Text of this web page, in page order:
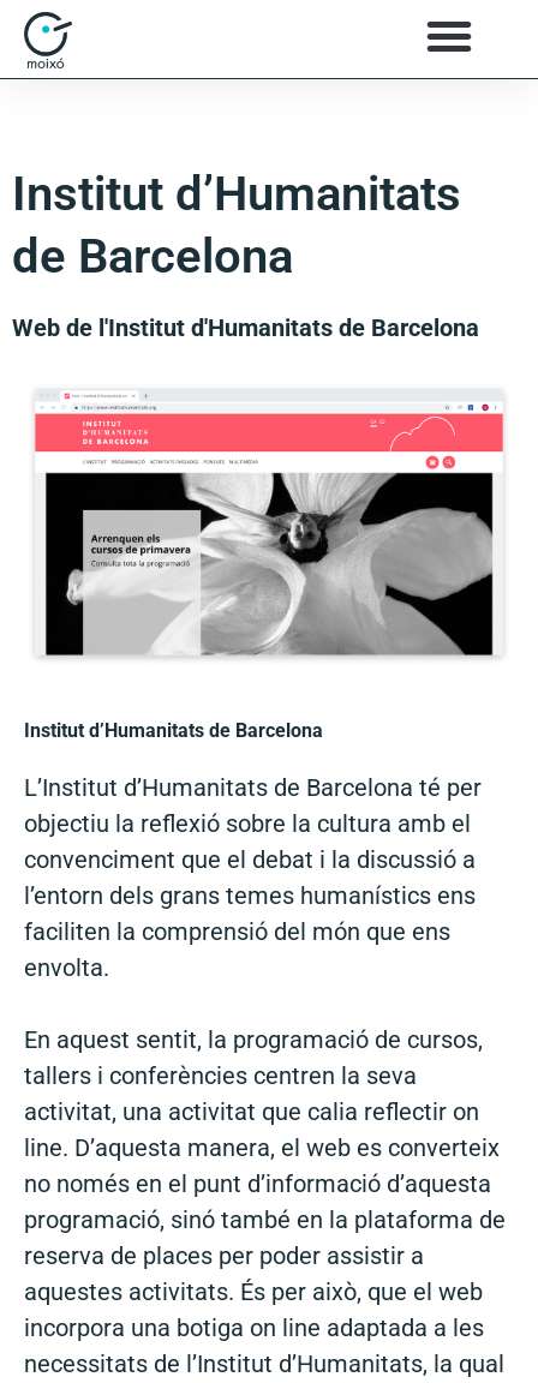
Institut d’Humanitats
de Barcelona
Web de l'Institut d'Humanitats de Barcelona
Institut d’Humanitats de Barcelona
L’Institut d’Humanitats de Barcelona té per
objectiu la reflexió sobre la cultura amb el
convenciment que el debat i la discussió a
l’entorn dels grans temes humanístics ens
faciliten la comprensió del món que ens
envolta.
En aquest sentit, la programació de cursos,
tallers i conferències centren la seva
activitat, una activitat que calia reflectir on
line. D’aquesta manera, el web es converteix
no només en el punt d’informació d’aquesta
programació, sinó també en la plataforma de
reserva de places per poder assistir a
aquestes activitats. És per això, que el web
incorpora una botiga on line adaptada a les
necessitats de l’Institut d’Humanitats, la qual